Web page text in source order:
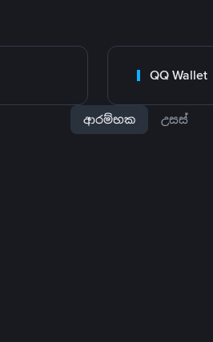
QQ Wallet
ආරම්භක උසස්